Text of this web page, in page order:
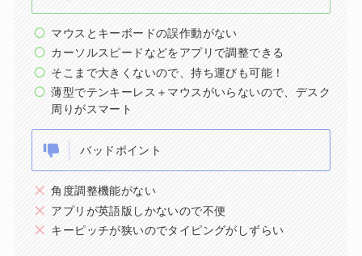
マウスとキーボードの誤作動がない
カーソルスピードなどをアプリで調整できる
そこまで大きくないので、持ち運びも可能！
薄型でテンキーレス＋マウスがいらないので、デスク
周りがスマート
バッドポイント
角度調整機能がない
アプリが英語版しかないので不便
キーピッチが狭いのでタイピングがしずらい